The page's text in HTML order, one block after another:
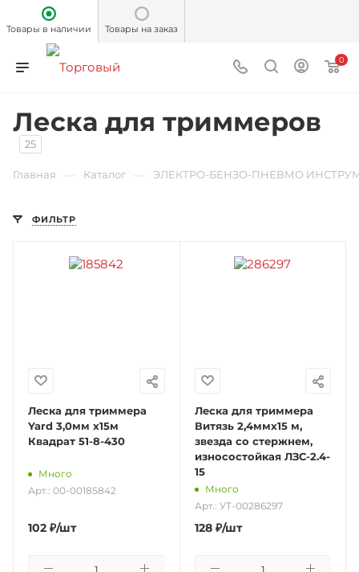
Товары в наличии Товары на заказ
0
Леска для триммеров
25
Главная Каталог ЭЛЕКТРО-БЕНЗО-ПНЕВМО
ФИЛЬТР
Леска для триммера
Yard 3,0мм х15м
Квадрат 51-8-430
Много
Арт.: 00-00185842
102 ₽/шт
Леска для триммера
Витязь 2,4ммх15 м,
звезда со стержнем,
износостойкая ЛЗС-2.4-
15
Много
Арт.: УТ-00286297
128₽/шт